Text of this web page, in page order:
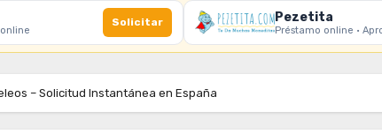
Solicitar Pezetita
Préstamo online ·
– Solicitud Instantánea en España